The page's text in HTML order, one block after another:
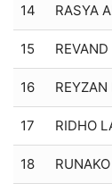
14 RASYA
15
16 REYZAN
17 RIDHO
18